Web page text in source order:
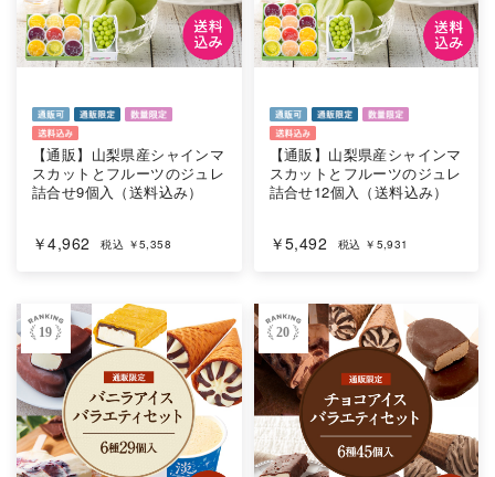
【通販】山梨県産シャインマ
スカットとフルーツのジュレ
詰合せ9個入（送料込み）
￥4,962 税込 ￥5,358
【通販】山梨県産シャインマ
スカットとフルーツのジュレ
詰合せ12個入（送料込み）
￥5,492 税込 ￥5,931
19 20